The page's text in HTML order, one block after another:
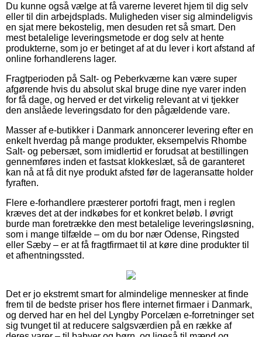
Du kunne også vælge at få varerne leveret hjem til dig selv
eller til din arbejdsplads. Muligheden viser sig almindeligvis
en sjat mere bekostelig, men desuden ret så smart. Den
mest betalelige leveringsmetode er dog selv at hente
produkterne, som jo er betinget af at du lever i kort afstand af
online forhandlerens lager.
Fragtperioden på Salt- og Peberkværne kan være super
afgørende hvis du absolut skal bruge dine nye varer inden
for få dage, og herved er det virkelig relevant at vi tjekker
den anslåede leveringsdato for den pågældende vare.
Masser af e-butikker i Danmark annoncerer levering efter en
enkelt hverdag på mange produkter, eksempelvis Rhombe
Salt- og pebersæt, som imidlertid er forudsat at bestillingen
gennemføres inden et fastsat klokkeslæt, så de garanteret
kan nå at få dit nye produkt afsted før de lageransatte holder
fyraften.
Flere e-forhandlere præsterer portofri fragt, men i reglen
kræves det at der indkøbes for et konkret beløb. I øvrigt
burde man foretrække den mest betalelige leveringsløsning,
som i mange tilfælde – om du bor nær Odense, Ringsted
eller Sæby – er at få fragtfirmaet til at køre dine produkter til
et afhentningssted.
Det er jo ekstremt smart for almindelige mennesker at finde
frem til de bedste priser hos flere internet firmaer i Danmark,
og derved har en hel del Lyngby Porcelæn e-forretninger set
sig tvunget til at reducere salgsværdien på en række af